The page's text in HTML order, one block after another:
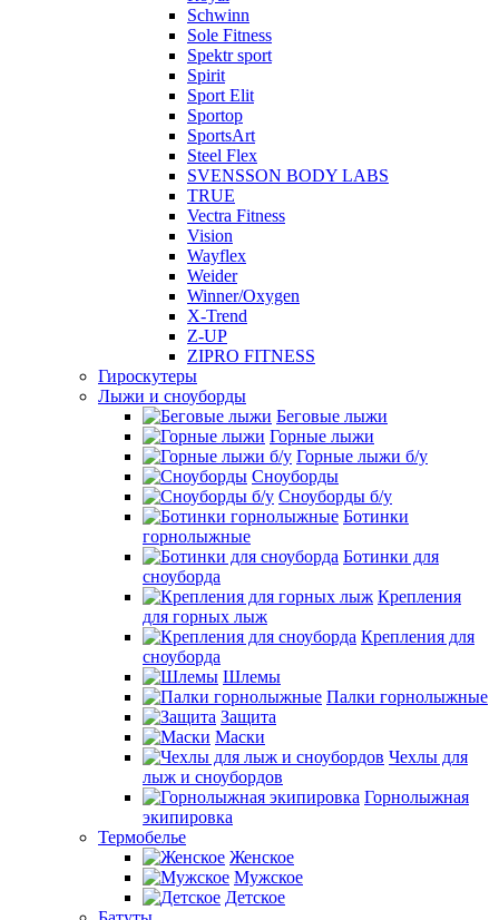
Schwinn
Sole Fitness
Spektr sport
Spirit
Sport Elit
Sportop
SportsArt
Steel Flex
SVENSSON BODY LABS
TRUE
Vectra Fitness
Vision
Wayflex
Weider
Winner/Oxygen
X-Trend
Z-UP
ZIPRO FITNESS
Гироскутеры
Лыжи и сноуборды
Беговые лыжи
Горные лыжи
Горные лыжи б/у
Сноуборды
Сноуборды б/у
Ботинки
горнолыжные
Ботинки для
сноуборда
Крепления
для горных лыж
Крепления для
сноуборда
Шлемы
Палки горнолыжные
Защита
Маски
Чехлы для
лыж и сноубордов
Горнолыжная
экипировка
Термобелье
Женское
Мужское
Детское